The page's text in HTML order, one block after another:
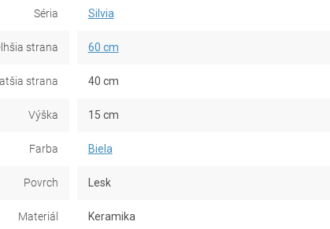
Séria Silvia
strana 60 cm
strana 40 cm
Výška 15 cm
Farba Biela
Povrch Lesk
Materiál Keramika